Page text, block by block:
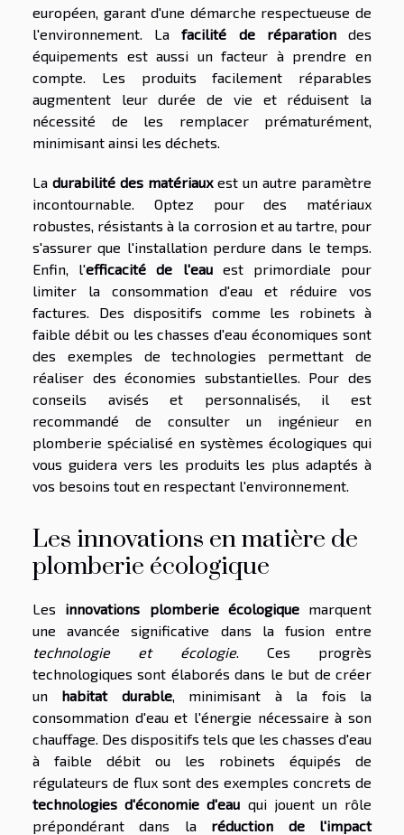
européen, garant d'une démarche respectueuse de
l'environnement. Lafacilité de réparationdes
équipements est aussi un facteur à prendre en
compte. Les produits facilement réparables
augmentent leur durée de vie et réduisent la
nécessité de les remplacer prématurément,
minimisant ainsi les déchets.
La durabilité des matériauxest un autre paramètre
incontournable. Optez pour des matériaux
robustes, résistants à la corrosion et au tartre, pour
s'assurer que l'installation perdure dans le temps.
Enfin, l'efficacité de l'eauest primordiale pour
limiter la consommation d'eau et réduire vos
factures. Des dispositifs comme les robinets à
faible débit ou les chasses d'eau économiques sont
des exemples de technologies permettant de
réaliser des économies substantielles. Pour des
conseils avisés et personnalisés, il est
recommandé de consulter un ingénieur en
plomberie spécialisé en systèmes écologiques qui
vous guidera vers les produits les plus adaptés à
vos besoins tout en respectant l'environnement.
Les innovations en matière de
plomberie écologique
Les innovations plomberie écologiquemarquent
une avancée significative dans la fusion entre
technologie et écologie. Ces progrès
technologiques sont élaborés dans le but de créer
un habitat durable, minimisant à la fois la
consommation d'eau et l'énergie nécessaire à son
chauffage. Des dispositifs tels que les chasses d'eau
à faible débit ou les robinets équipés de
régulateurs de flux sont des exemples concrets de
technologies d'économie d'eau qui jouent un rôle
prépondérant dans la réduction de l'impact